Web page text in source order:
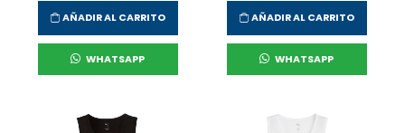
AÑADIR AL CARRITO
WHATSAPP
AÑADIR AL CARRITO
WHATSAPP